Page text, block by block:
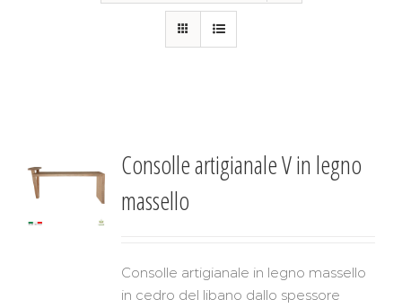
Consolle artigianale V in legno
massello
Consolle artigianale in legno massello
in cedro del libano dallo spessore